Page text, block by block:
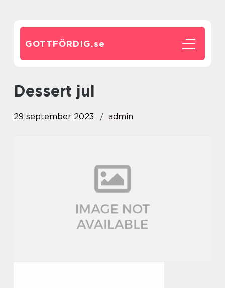
GOTTFÖRDIG.se
dessert jul
29 september 2023 admin